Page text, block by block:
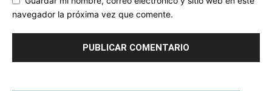
navegador la próxima vez que comente.